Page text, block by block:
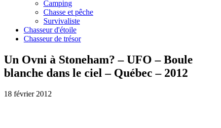
Camping
Chasse et pêche
Survivaliste
Chasseur d'étoile
Chasseur de trésor
Un Ovni à Stoneham? – UFO – Boule
blanche dans le ciel – Québec – 2012
18 février 2012